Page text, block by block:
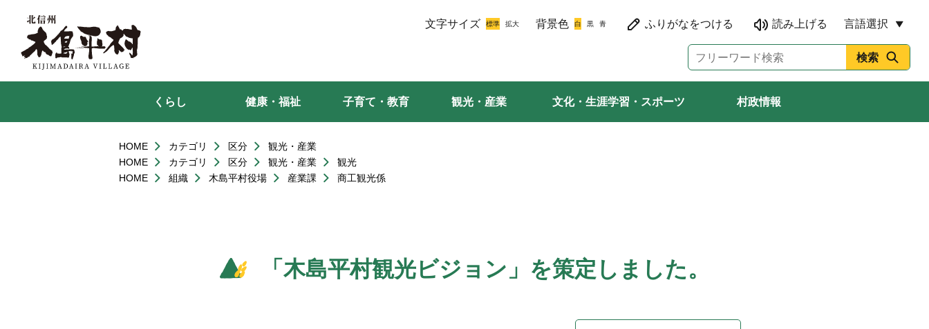
文字サイズ 背景色 言語選択
くらし 健康・福祉 子育て・教育 観光・産業 文化・生涯学習・スポーツ 村政情報
HOME カテゴリ 区分
観光・産業
HOME
カテゴリ 区分 観光・産業
観光
HOME
組織 木島平村役場 産業課 商工観光係
「木島平村観光ビジョン」を策定しました。